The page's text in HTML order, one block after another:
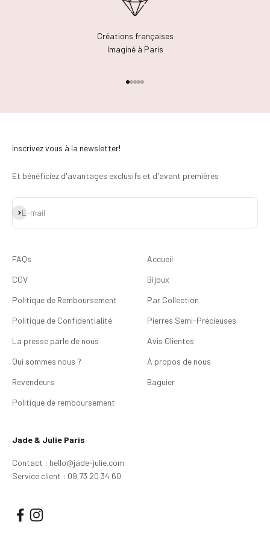
Créations françaises
Imaginé à Paris
Inscrivez vous à la newsletter!
Et bénéficiez d'avantages exclusifs et d'avant premières
E-mail
S'inscrire
FAQs
CGV
Politique de Remboursement
Politique de Confidentialité
La presse parle de nous
Qui sommes nous ?
Revendeurs
Politique de remboursement
Accueil
Bijoux
Par Collection
Pierres Semi-Précieuses
Avis Clientes
À propos de nous
Baguier
Jade & Julie Paris
Contact : hello@jade-julie.com
Service client : 09 73 20 34 60